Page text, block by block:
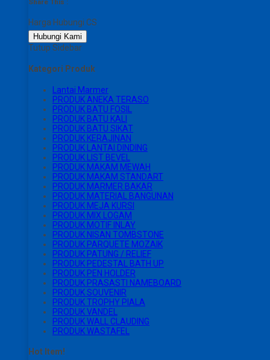
Share This :
Harga Hubungi CS
Hubungi Kami
Tutup Sidebar
Kategori Produk
Lantai Marmer
PRODUK ANEKA TERASO
PRODUK BATU FOSIL
PRODUK BATU KALI
PRODUK BATU SIKAT
PRODUK KERAJINAN
PRODUK LANTAI DINDING
PRODUK LIST BEVEL
PRODUK MAKAM MEWAH
PRODUK MAKAM STANDART
PRODUK MARMER BAKAR
PRODUK MATERIAL BANGUNAN
PRODUK MEJA KURSI
PRODUK MIX LOGAM
PRODUK MOTIF INLAY
PRODUK NISAN TOMBSTONE
PRODUK PARQUETE MOZAIK
PRODUK PATUNG / RELIEF
PRODUK PEDESTAL BATH UP
PRODUK PEN HOLDER
PRODUK PRASASTI NAMEBOARD
PRODUK SOUVENIR
PRODUK TROPHY PIALA
PRODUK VANDEL
PRODUK WALL CLAUDING
PRODUK WASTAFEL
Hot Item!